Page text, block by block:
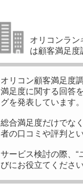
オリコンラ
は顧客満足度
オリコン顧客満足度
満足度に関する回答
グを発表しています。
総合満足度だけでな
者の口コミや評判と
サービス検討の際、“
びにお役立てください